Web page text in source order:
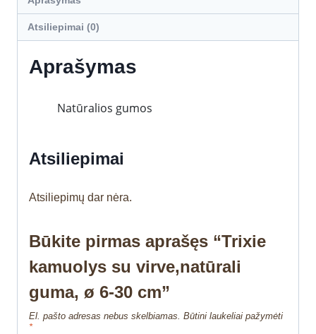
Atsiliepimai (0)
Aprašymas
Natūralios gumos
Atsiliepimai
Atsiliepimų dar nėra.
Būkite pirmas aprašęs “Trixie
kamuolys su virve,natūrali
guma, ø 6-30 cm”
El. pašto adresas nebus skelbiamas. Būtini laukeliai pažymėti
*